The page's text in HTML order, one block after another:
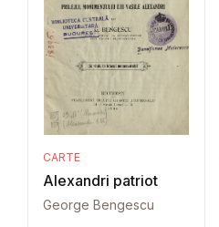
CARTE
Alexandri patriot
George Bengescu